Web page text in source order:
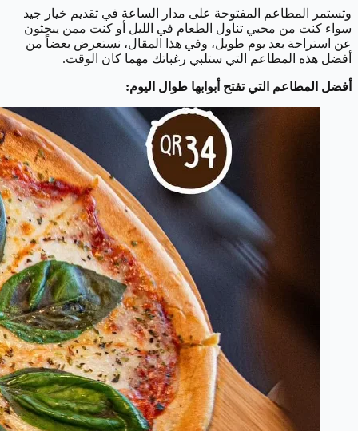
وتستمر المطاعم المفتوحة على مدار الساعة في تقديم خيار جيد
سواء كنت من محبي تناول الطعام في الليل أو كنت ممن يبحثون
عن استراحة بعد يوم طويل، وفي هذا المقال، نستعرض بعضاً من
أفضل هذه المطاعم التي ستلبي رغباتك مهما كان الوقت.
أفضل المطاعم التي تفتح أبوابها طوال اليوم: